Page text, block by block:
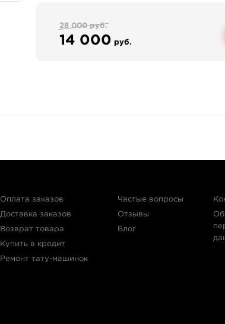
- RCA соединение
- очень легкий корпус
28 000 руб.
14 000 руб.
Оплата заказов
Доставка заказов
Возврат товара
Купить в кредит
Ремонт тату-машинок
Частые вопросы
Отзывы
Блог